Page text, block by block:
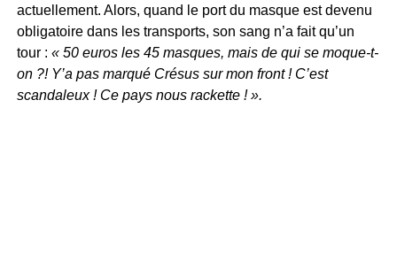
actuellement. Alors, quand le port du masque est devenu
obligatoire dans les transports, son sang n’a fait qu’un
tour : « 50 euros les 45 masques, mais de qui se moque-t-
on ?! Y’a pas marqué Crésus sur mon front ! C’est
scandaleux ! Ce pays nous rackette ! ».